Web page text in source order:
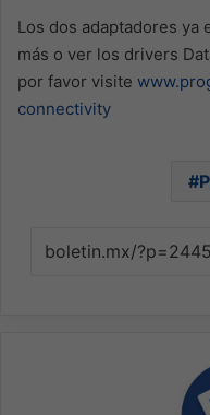
Los dos adaptadores ya
más o ver los drivers
por favor visite
connectivity